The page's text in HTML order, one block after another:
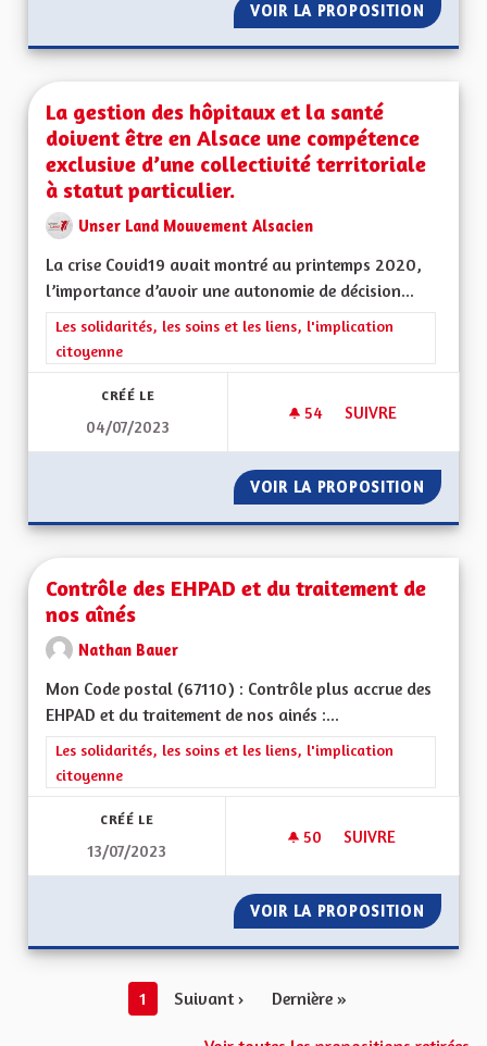
VOIR LA PROPOSITION
La gestion des hôpitaux et la santé
doivent être en Alsace une compétence
exclusive d’une collectivité territoriale
à statut particulier.
Unser Land Mouvement Alsacien
La crise Covid19 avait montré au printemps 2020,
l’importance d’avoir une autonomie de décision...
Filtrer les résultats de la catégorie : Les solidarités, les soins
Les solidarités, les soins et les liens, l'implication
citoyenne
CRÉÉ LE
04/07/2023
54 54 ABONNÉS
SUIVRE
VOIR LA PROPOSITION LA
Contrôle des EHPAD et du traitement de
nos aînés
Nathan Bauer
Mon Code postal (67110) : Contrôle plus accrue des
EHPAD et du traitement de nos ainés :...
Filtrer les résultats de la catégorie : Les solidarités, les soins
Les solidarités, les soins et les liens, l'implication
citoyenne
CRÉÉ LE
13/07/2023
50 50 ABONNÉS
SUIVRE
VOIR LA PROPOSITION
1 Suivant › Dernière »